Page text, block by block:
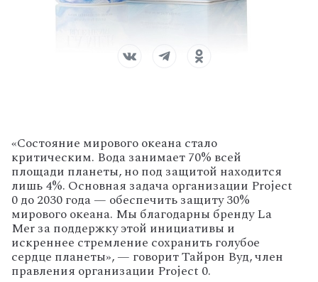
«Состояние мирового океана стало
критическим. Вода занимает 70% всей
площади планеты, но под защитой находится
лишь 4%. Основная задача организации Project
0 до 2030 года — обеспечить защиту 30%
мирового океана. Мы благодарны бренду La
Mer за поддержку этой инициативы и
искреннее стремление сохранить голубое
сердце планеты», — говорит Тайрон Вуд, член
правления организации Project 0.